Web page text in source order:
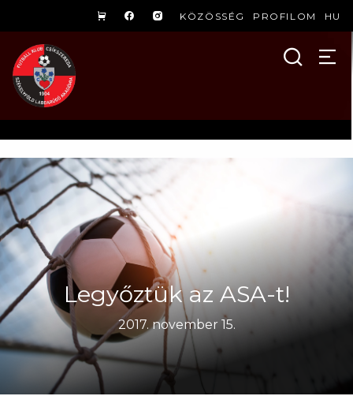
KÖZÖSSÉG PROFILOM HU
Legyőztük az ASA-t!
2017. november 15.